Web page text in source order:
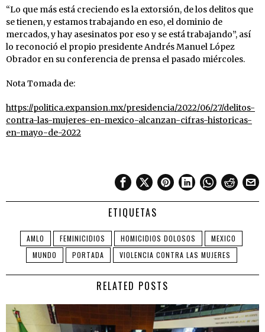
“Lo que más está creciendo es la extorsión, de los delitos que
se tienen, y estamos trabajando en eso, el dominio de
mercados, y hay asesinatos por eso y se está trabajando”, así
lo reconoció el propio presidente Andrés Manuel López
Obrador en su conferencia de prensa el pasado miércoles.
Nota Tomada de:
https://politica.expansion.mx/presidencia/2022/06/27/delitos-
contra-las-mujeres-en-mexico-alcanzan-cifras-historicas-
en-mayo-de-2022
ETIQUETAS
AMLO FEMINICIDIOS HOMICIDIOS DOLOSOS
MEXICO
MUNDO
PORTADA VIOLENCIA CONTRA LAS MUJERES
RELATED POSTS